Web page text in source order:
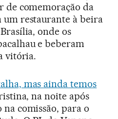
de comemoração da
restaurante à beira
onde os
e beberam
vitória.
mas ainda temos
na noite após
comissão, para o